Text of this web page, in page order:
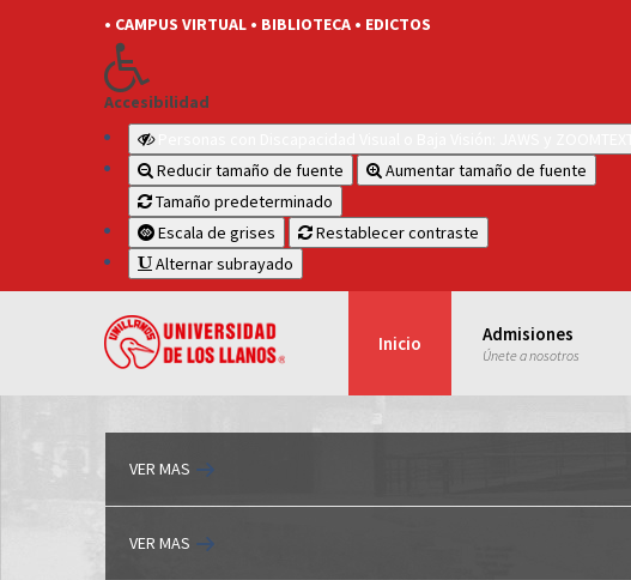
• CAMPUS VIRTUAL • BIBLIOTECA • EDICTOS
Accesibilidad
Reducir tamaño de fuente
Aumentar tamaño de fuente
Tamaño predeterminado
Escala de grises
Restablecer contraste
Alternar subrayado
Inicio Admisiones
Únete a nosotros
VER MAS
VER MAS